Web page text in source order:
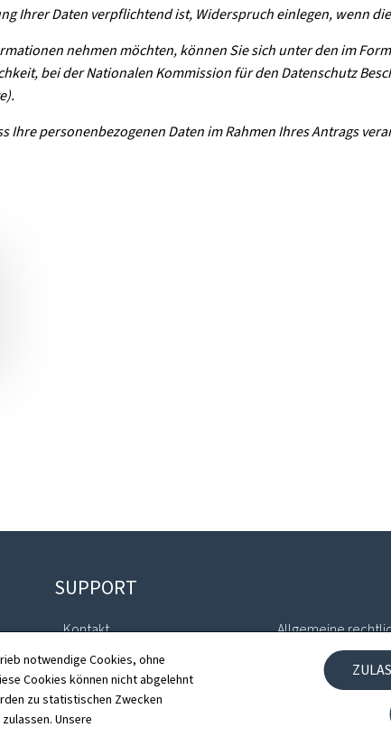
notwendige Cookies, ohne
Cookies können nicht abgelehnt
zu statistischen Zwecken
Unsere
Ihrer Daten verpflichtend ist, Widerspruch einlegen, wenn
nehmen möchten, können Sie sich unter den im
bei der Nationalen Kommission für den Datenschutz
Ihre personenbezogenen Daten im Rahmen Ihres Antrags
SUPPORT
Kontakt
Sitemap
Informationen zur Webseite
Allgemeine
Barrierefreiheit
Verwaltung der